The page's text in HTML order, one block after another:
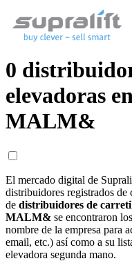
0
elevadoras
MALM&
El mercado digital de
distribuidores registrados de
de distribuidores de
MALM& se encontraron
nombre de la empresa para
email, etc.) así como a su
elevadora segunda mano.